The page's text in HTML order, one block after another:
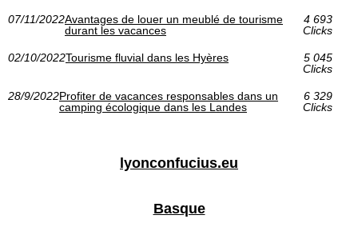
07/11/2022Avantages de louer un meublé de tourisme
durant les vacances
4 693
Clicks
02/10/2022Tourisme fluvial dans les Hyères
5 045
Clicks
28/9/2022Profiter de vacances responsables dans un
camping écologique dans les Landes
6 329
Clicks
lyonconfucius.eu
Basque